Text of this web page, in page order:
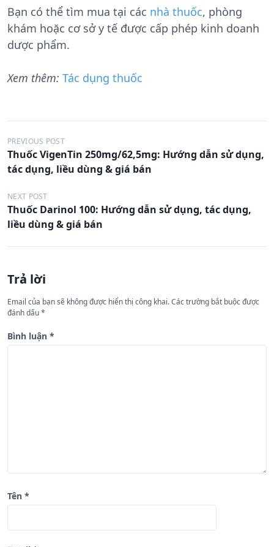
Bạn có thể tìm mua tại các nhà thuốc, phòng
khám hoặc cơ sở y tế được cấp phép kinh doanh
dược phẩm.
Xem thêm: Tác dụng thuốc
Đ
i
u
h
n
b
à
i
PREVIOUS POST
Thuốc VigenTin 250mg/62,5mg: Hướng dẫn sử dụng,
tác dụng, liều dùng & giá bán
NEXT POST
Thuốc Darinol 100: Hướng dẫn sử dụng, tác dụng,
liều dùng & giá bán
Trả lời
Email của bạn sẽ không được hiển thị công khai.Các trường bắt buộc được
đánh dấu*
Bình luận *
Tên *